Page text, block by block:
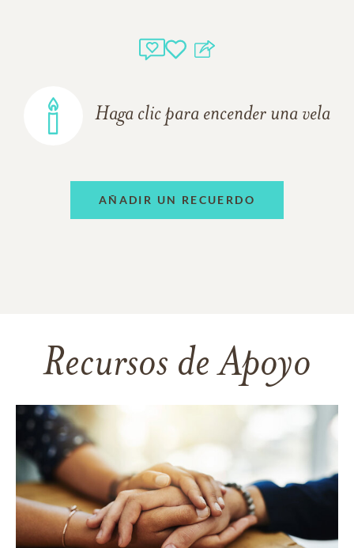
Haga clic para encender una vela
AÑADIR UN RECUERDO
Recursos de Apoyo